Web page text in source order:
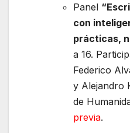
Panel
con
prácticas,
a 16.
Federico
y Alejandro
de
previa.